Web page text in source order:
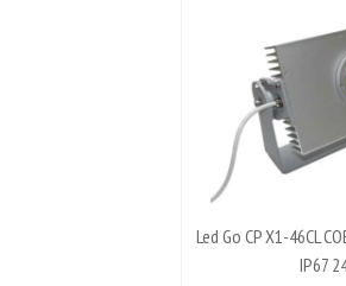
Led Go CP X1-46CL
IP67